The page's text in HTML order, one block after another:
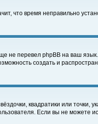
что время неправильно
не перевел phpBB на ваш
создать и
квадратики или точки,
Если вы не можете